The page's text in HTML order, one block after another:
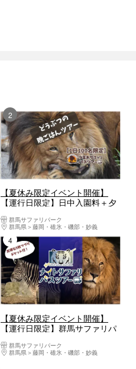
2位
【夏休み限定イベント開催】
【運行日限定】日中入園料＋夕
群馬サファリパーク
群馬県
藤岡・碓氷・磯部・妙義
4位
【夏休み限定イベント開催】
【運行日限定】群馬サファリパ
ァリ セットチケット
群馬サファリパーク
群馬県
藤岡・碓氷・磯部・妙義